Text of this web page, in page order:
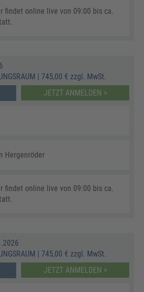
findet online live von 09:00 bis ca.
| 745,00 € zzgl. MwSt.
JETZT ANMELDEN >
Hergenröder
findet online live von 09:00 bis ca.
| 745,00 € zzgl. MwSt.
JETZT ANMELDEN >